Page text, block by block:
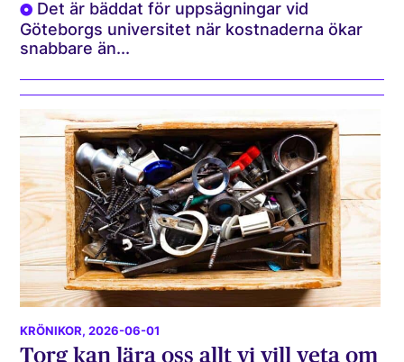
Det är bäddat för uppsägningar vid
Göteborgs universitet när kostnaderna ökar
snabbare än...
KRÖNIKOR, 2026-06-01
Torg kan lära oss allt vi vill veta om